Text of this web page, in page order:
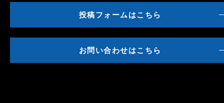
投稿フォームはこちら
お問い合わせはこちら